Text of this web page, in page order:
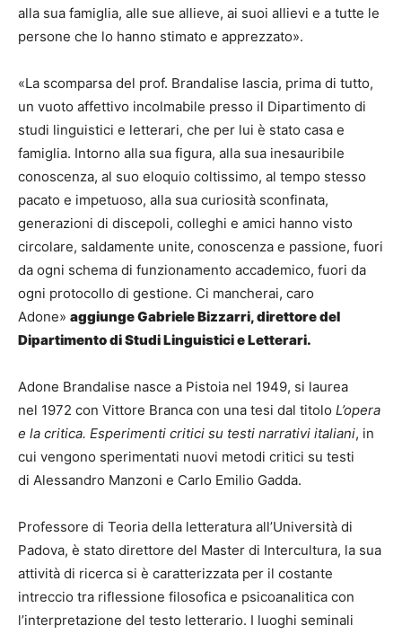
alla sua famiglia, alle sue allieve, ai suoi allievi e a tutte le
persone che lo hanno stimato e apprezzato».
«La scomparsa del prof. Brandalise lascia, prima di tutto,
un vuoto affettivo incolmabile presso il Dipartimento di
studi linguistici e letterari, che per lui è stato casa e
famiglia. Intorno alla sua figura, alla sua inesauribile
conoscenza, al suo eloquio coltissimo, al tempo stesso
pacato e impetuoso, alla sua curiosità sconfinata,
generazioni di discepoli, colleghi e amici hanno visto
circolare, saldamente unite, conoscenza e passione, fuori
da ogni schema di funzionamento accademico, fuori da
ogni protocollo di gestione. Ci mancherai, caro
Adone» aggiunge Gabriele Bizzarri, direttore del
Dipartimento di Studi Linguistici e Letterari.
Adone Brandalise nasce a Pistoia nel 1949, si laurea
nel 1972 con Vittore Branca con una tesi dal titolo L’opera
e la critica. Esperimenti critici su testi narrativi italiani, in
cui vengono sperimentati nuovi metodi critici su testi
di Alessandro Manzoni e Carlo Emilio Gadda.
Professore di Teoria della letteratura all’Università di
Padova, è stato direttore del Master di Intercultura, la sua
attività di ricerca si è caratterizzata per il costante
intreccio tra riflessione filosofica e psicoanalitica con
l’interpretazione del testo letterario. I luoghi seminali